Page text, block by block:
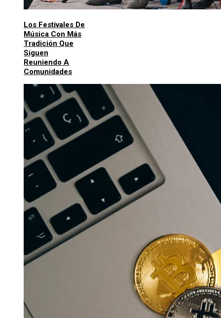
Los Festivales De
Música Con Más
Tradición Que
Siguen
Reuniendo A
Comunidades